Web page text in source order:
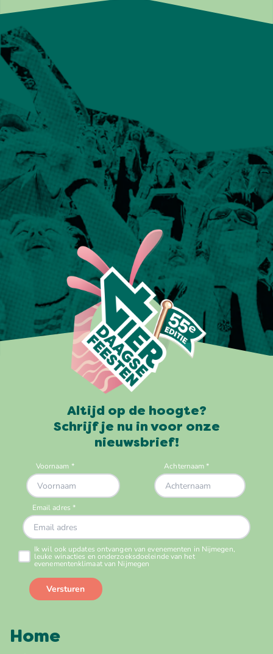
Altijd op de hoogte?
Schrijf je nu in voor onze
nieuwsbrief!
Home